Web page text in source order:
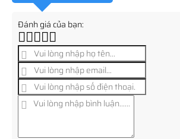
Đánh giá của bạn: